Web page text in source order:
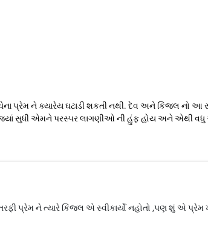
પ્રેમ ને ક્યારેય ઘટાડી શકતી નથી. દેવ અને કિંજલ નો
સુધી એમને પરસ્પર લાગણીઓ ની હુંફ હોય અને એથી વધુ
પ્રેમ ને ત્યારે કિંજલ એ સ્વીકાર્યો નહોતો ,પણ શું એ